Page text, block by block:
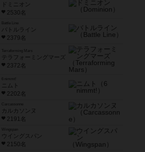
ドミニオン
2530名
Battle Line
バトルライン
2379名
Terraforming Mars
テラフォーミングマーズ
2372名
ニムト
2202名
Carcassonne
カルカソンヌ
2191名
Wingspan
ウイングスパン
2150名